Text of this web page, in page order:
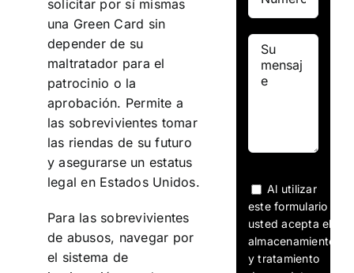
solicitar por sí mismas
una Green Card sin
depender de su
maltratador para el
patrocinio o la
aprobación. Permite a
las sobrevivientes tomar
las riendas de su futuro
y asegurarse un estatus
legal en Estados Unidos.
Para las sobrevivientes
de abusos, navegar por
el sistema de
Al utilizar
este formulario
usted acepta el
almacenamiento
y tratamiento